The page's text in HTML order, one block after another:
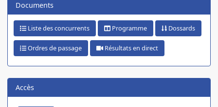
Documents
Liste des concurrents Programme Dossards
Ordres de passage Résultats en direct
Accès